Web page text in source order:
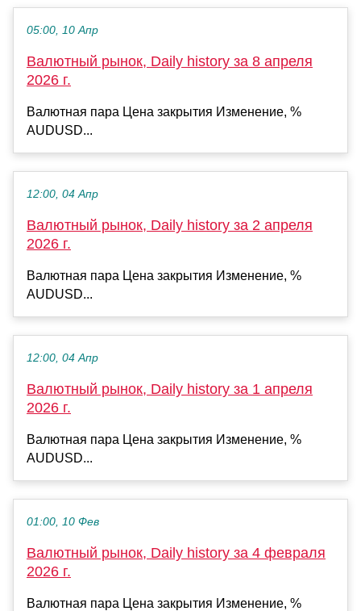
05:00, 10 Апр
Валютный рынок, Daily history за 8 апреля
2026 г.
Валютная пара Цена закрытия Изменение, %
AUDUSD...
12:00, 04 Апр
Валютный рынок, Daily history за 2 апреля
2026 г.
Валютная пара Цена закрытия Изменение, %
AUDUSD...
12:00, 04 Апр
Валютный рынок, Daily history за 1 апреля
2026 г.
Валютная пара Цена закрытия Изменение, %
AUDUSD...
01:00, 10 Фев
Валютный рынок, Daily history за 4 февраля
2026 г.
Валютная пара Цена закрытия Изменение, %